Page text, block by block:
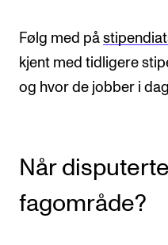
Arrangementer for
Gjennomføre konserter
Markedsføring, program
ORGANISASJON
Følg med på
kjent med tidligere
og hvor de jobber i
Når
fagområde?